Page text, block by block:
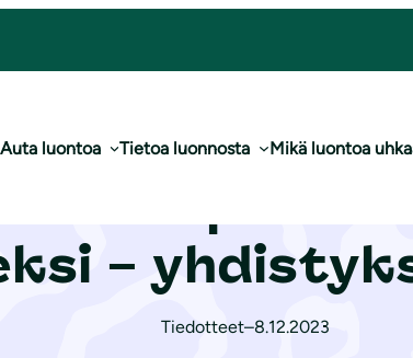
Auta luontoa Tietoa luonnosta Mikä luontoa
– yhdistykset valittivat
–
Tiedotteet–8.12.2023